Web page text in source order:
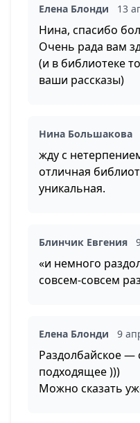
Елена Блонди 13
Нина, спасибо
Очень рада вам
(и в библиотеке
ваши рассказы)
Нина Большакова
жду с
отличная
уникальная.
Блинчик Евгения
«и немного
совсем-совсем
Елена Блонди 9
Раздолбайское —
подходящее )))
Можно сказать